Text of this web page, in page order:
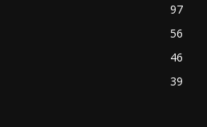
97
56
46
39